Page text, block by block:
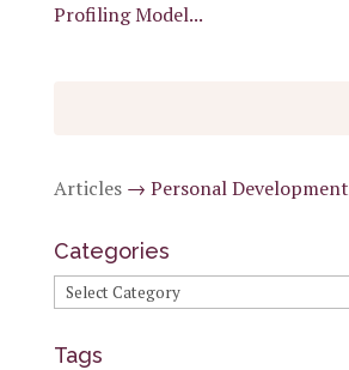
Profiling Model...
Articles→ Personal Development
Categories
Categories
Tags